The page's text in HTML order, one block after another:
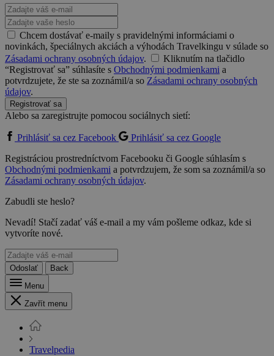
Chcem dostávať e-maily s pravidelnými informáciami o
novinkách, špeciálnych akciách a výhodách Travelkingu v súlade so
Zásadami ochrany osobných údajov.
Kliknutím na tlačidlo
“Registrovať sa” súhlasíte s Obchodnými podmienkami a
potvrdzujete, že ste sa zoznámil/a so Zásadami ochrany osobných
údajov.
Registrovať sa
Alebo sa zaregistrujte pomocou sociálnych sietí:
Prihlásiť sa cez Facebook
Prihlásiť sa cez Google
Registráciou prostredníctvom Facebooku či Google súhlasím s
Obchodnými podmienkami a potvrdzujem, že som sa zoznámil/a so
Zásadami ochrany osobných údajov.
Zabudli ste heslo?
Nevadí! Stačí zadať váš e-mail a my vám pošleme odkaz, kde si
vytvoríte nové.
Odoslať
Back
Menu
Zavřít menu
Travelpedia